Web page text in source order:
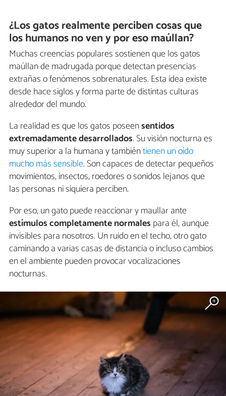
¿Los gatos realmente perciben cosas que
los humanos no ven y por eso maúllan?
Muchas creencias populares sostienen que los gatos
maúllan de madrugada porque detectan presencias
extrañas o fenómenos sobrenaturales. Esta idea existe
desde hace siglos y forma parte de distintas culturas
alrededor del mundo.
La realidad es que los gatos poseensentidos
extremadamente desarrollados. Su visión nocturna es
muy superior a la humana y tambiéntienen un oído
mucho más sensible. Son capaces de detectar pequeños
movimientos, insectos, roedores o sonidos lejanos que
las personas ni siquiera perciben.
Por eso, un gato puede reaccionar y maullar ante
estímulos completamente normales para él, aunque
invisibles para nosotros. Un ruido en el techo, otro gato
caminando a varias casas de distancia o incluso cambios
en el ambiente pueden provocar vocalizaciones
nocturnas.